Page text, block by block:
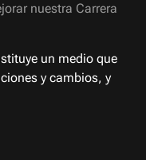
nuestra Carrera
un medio que
y cambios, y